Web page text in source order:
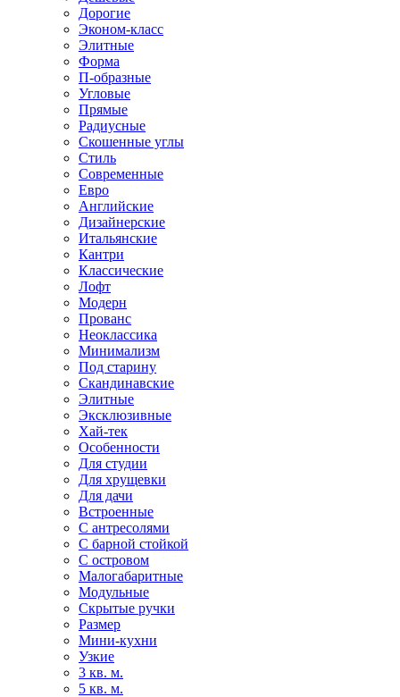
Дорогие
Эконом-класс
Элитные
Форма
П-образные
Угловые
Прямые
Радиусные
Скошенные углы
Стиль
Современные
Евро
Английские
Дизайнерские
Итальянские
Кантри
Классические
Лофт
Модерн
Прованс
Неоклассика
Минимализм
Под старину
Скандинавские
Элитные
Эксклюзивные
Хай-тек
Особенности
Для студии
Для хрущевки
Для дачи
Встроенные
С антресолями
С барной стойкой
С островом
Малогабаритные
Модульные
Скрытые ручки
Размер
Мини-кухни
Узкие
3 кв. м.
5 кв. м.